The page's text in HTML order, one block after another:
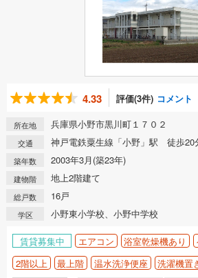
4.33 評価(3件) コメント
所在地 兵庫県小野市黒川町１７０２
交通 神戸電鉄粟生線「小野」駅 徒歩
築年数 2003年3月(築23年)
建物階 地上2階建て
総戸数 16戸
学区 小野東小学校、小野中学校
賃貸募集中 エアコン 浴室乾燥機あり
2階以上
最上階 温水洗浄便座 洗濯機置